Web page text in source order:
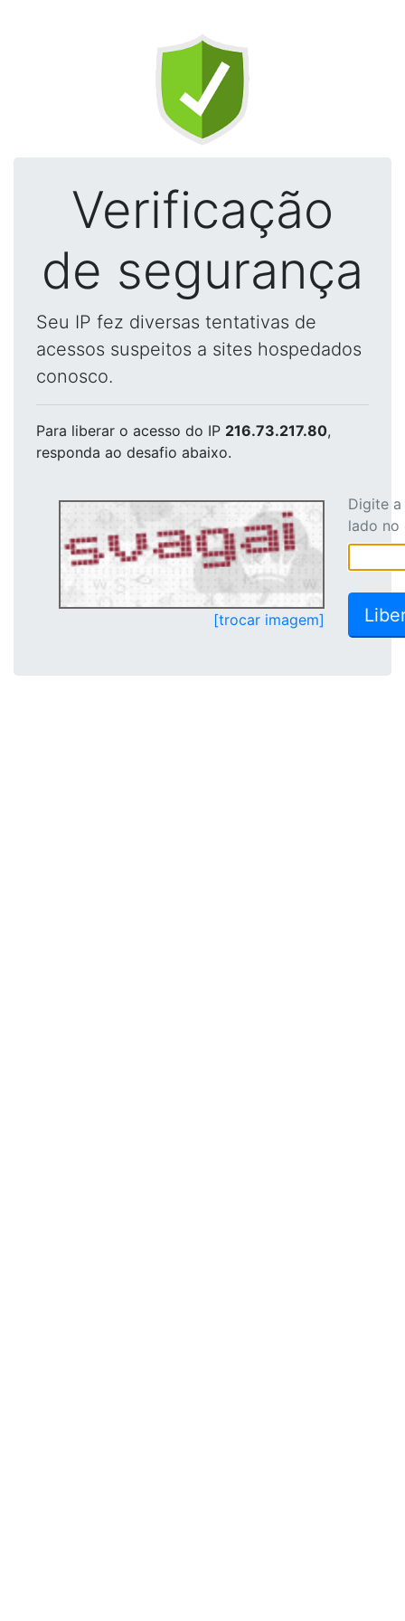
Verificação
de segurança
Seu IP fez diversas tentativas de
acessos suspeitos a sites hospedados
conosco.
Para liberar o acesso do IP 216.73.217.80,
responda ao desafio abaixo.
[trocar imagem]
Digite
lado no